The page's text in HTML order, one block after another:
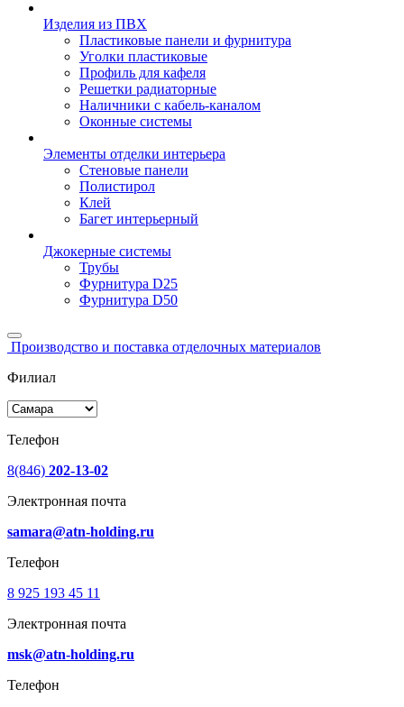
Изделия из ПВХ
Пластиковые панели и фурнитура
Уголки пластиковые
Профиль для кафеля
Решетки радиаторные
Наличники с кабель-каналом
Оконные системы
Элементы отделки интерьера
Стеновые панели
Полистирол
Клей
Багет интерьерный
Джокерные системы
Трубы
Фурнитура D25
Фурнитура D50
Производство и поставка отделочных материалов
Филиал
Телефон
8(846) 202-13-02
Электронная почта
samara@atn-holding.ru
Телефон
8 925 193 45 11
Электронная почта
msk@atn-holding.ru
Телефон